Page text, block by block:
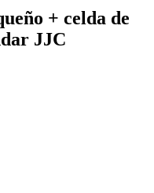
+ celda de
JJC